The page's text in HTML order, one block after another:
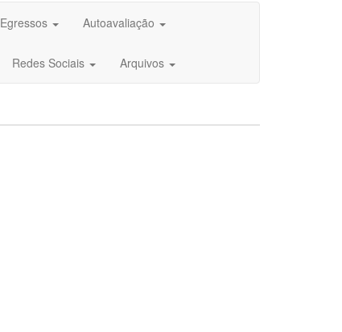
Egressos Autoavaliação
Redes Sociais Arquivos